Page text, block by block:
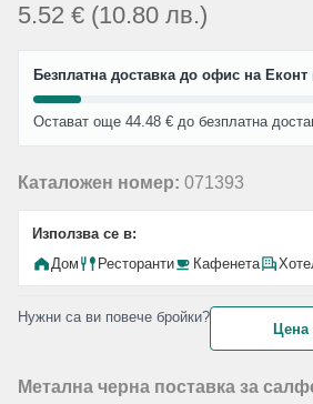
5.52 € (10.80 лв.)
Безплатна доставка до офис на Еконт
Остават още 44.48 € до безплатна
Каталожен номер: 071393
Използва се в:
Дом
Ресторанти Кафенета
Нужни са ви повече бройки?
Цена
Метална черна поставка за